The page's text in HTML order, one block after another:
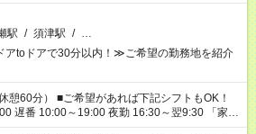
駅 / 須津駅 / …
toドアで30分以内！≫ご希望の勤務地を紹介
れば下記シフトもOK！
遅番 10:00～19:00 夜勤 16:30～翌9:30 「家族
い」 「余裕を持って夕飯の準備がしたい」